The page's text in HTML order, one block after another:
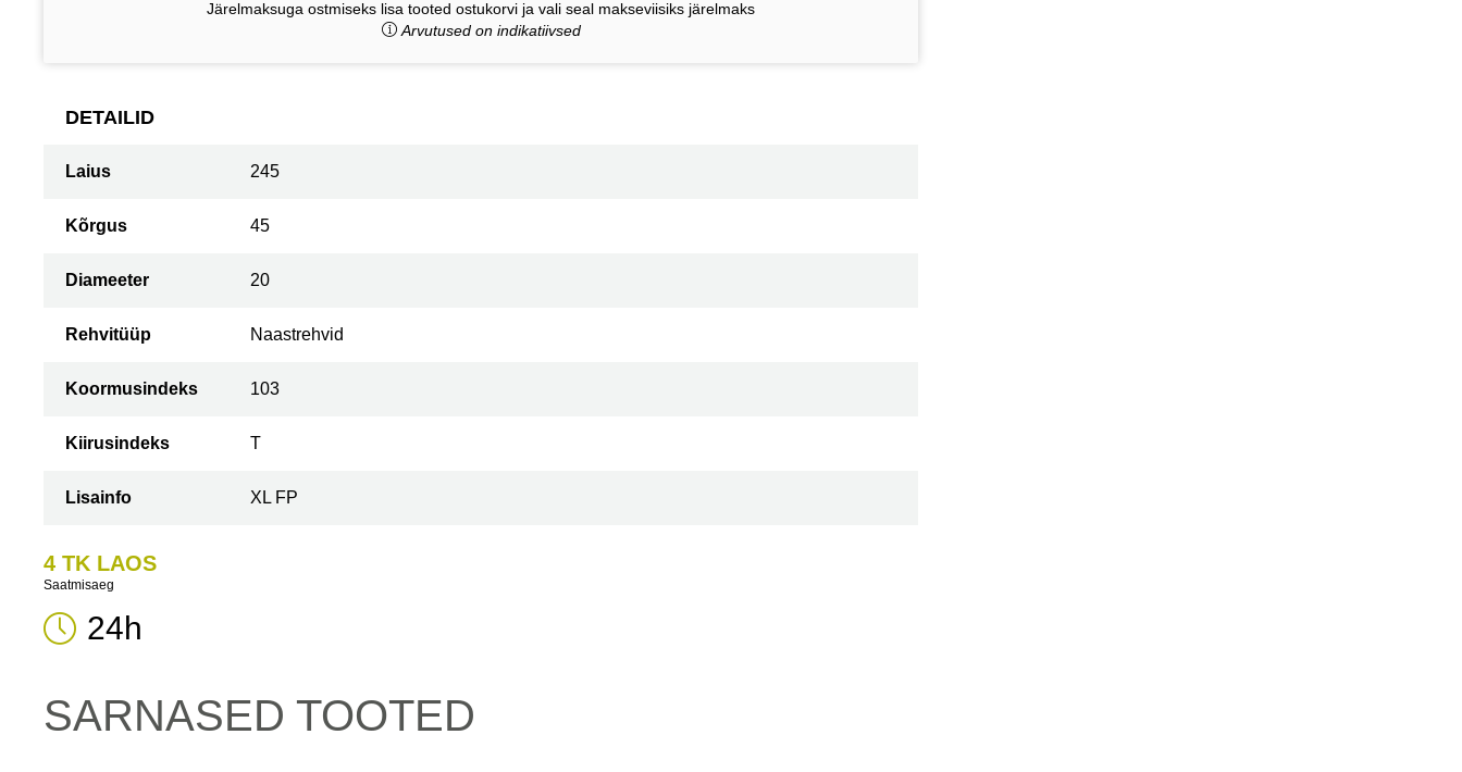
Järelmaksuga ostmiseks lisa tooted ostukorvi ja vali seal makseviisiks järelmaks
Arvutused on indikatiivsed
DETAILID
Laius 245
Kõrgus 45
Diameeter 20
Rehvitüüp Naastrehvid
Koormusindeks 103
Kiirusindeks T
Lisainfo XL FP
4 TK LAOS
Saatmisaeg
24h
SARNASED TOOTED